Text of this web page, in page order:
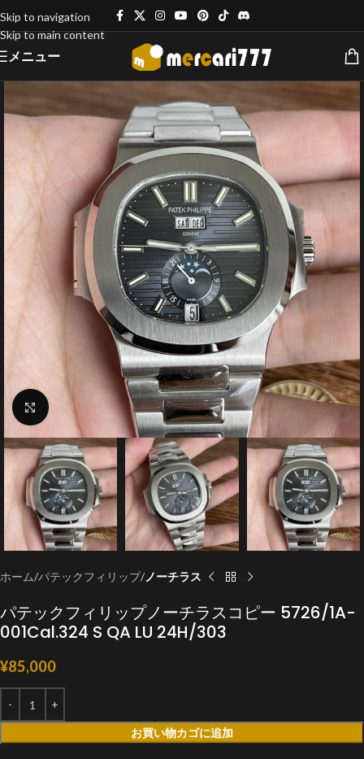
Skip to navigation
Skip to main content
メニュー
クリックで拡大
ホーム パテックフィリップ ノーチラス
パテックフィリップノーチラスコピー 5726/1A-
001Cal.324 S QA LU 24H/303
¥85,000
お買い物カゴに追加